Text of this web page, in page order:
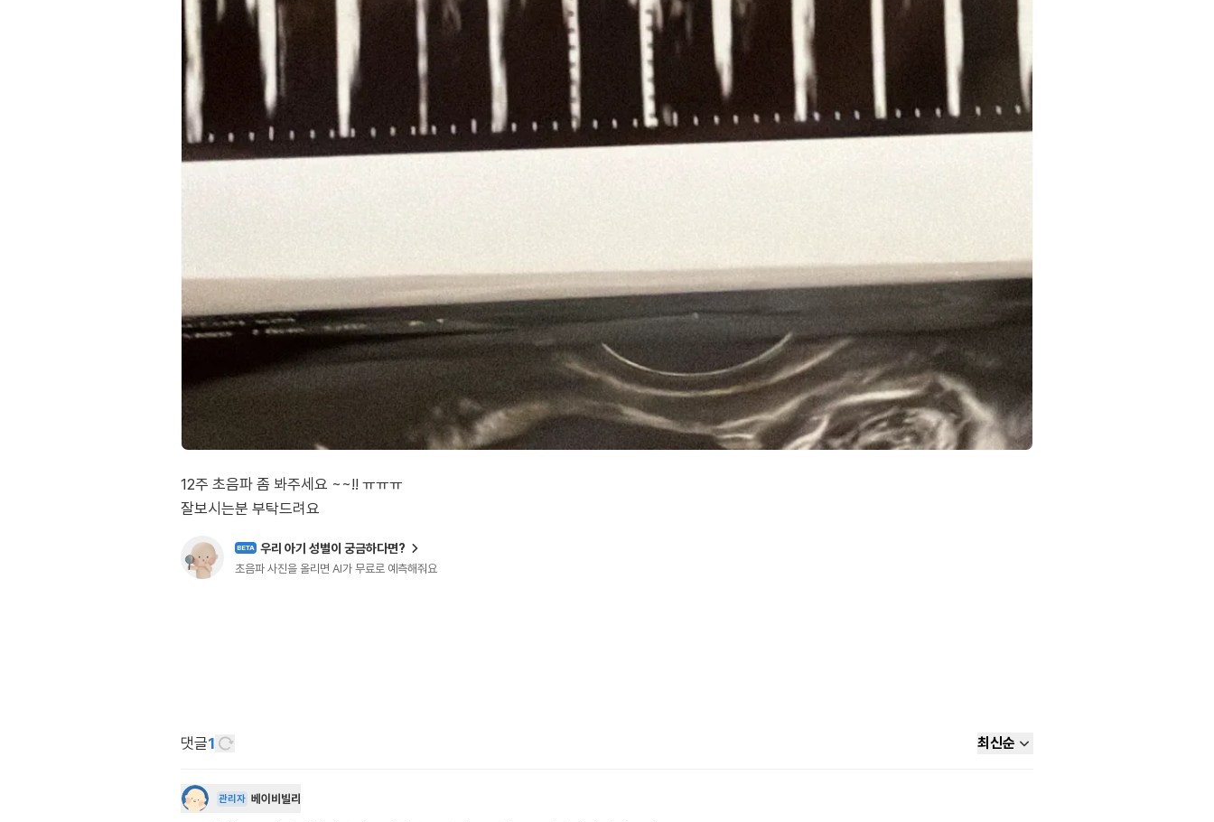
12주 초음파 좀 봐주세요 ~~!! ㅠㅠㅠ
잘보시는분 부탁드려요
BETA 우리 아기 성별이 궁금하다면?
초음파 사진을 올리면 AI가 무료로 예측해줘요
댓글1 최신순
관리자 베이비빌리